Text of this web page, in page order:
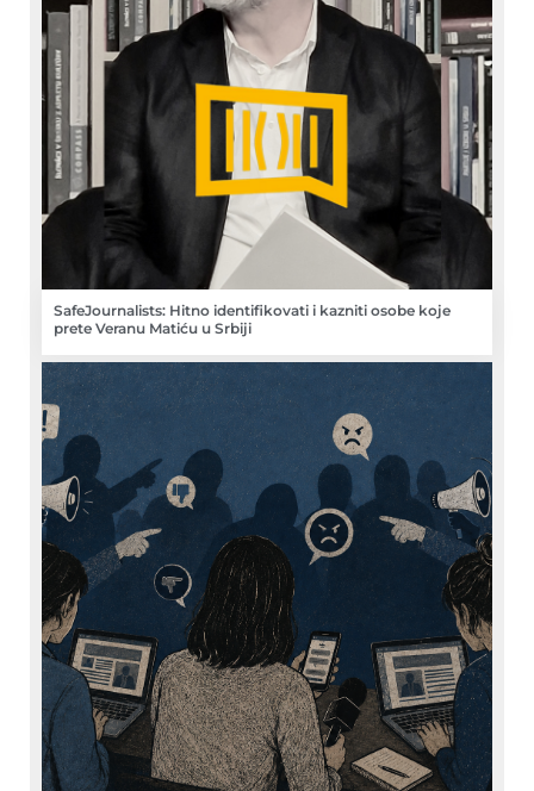
SafeJournalists: Hitno identifikovati i kazniti osobe koje
prete Veranu Matiću u Srbiji